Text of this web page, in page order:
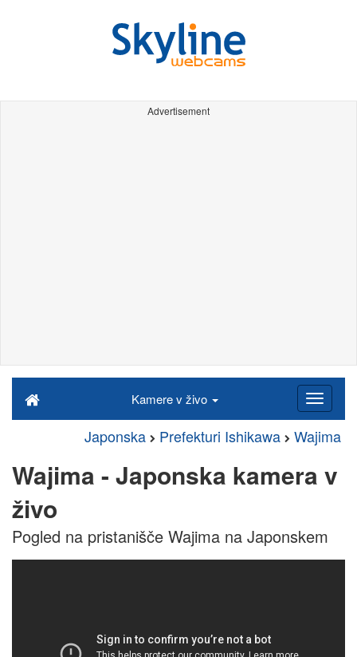
Advertisement
Kamere v živo
Japonska Prefekturi Ishikawa Wajima
Wajima - Japonska kamera v
živo
Pogled na pristanišče Wajima na Japonskem